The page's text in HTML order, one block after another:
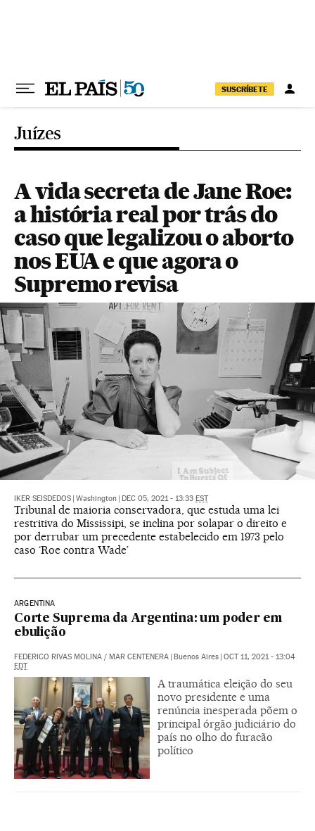
SUSCRÍBETE
Juízes
A vida secreta de Jane Roe:
a história real por trás do
caso que legalizou o aborto
nos EUA e que agora o
Supremo revisa
IKER SEISDEDOS Washington DEC 05, 2021 - 13:33 EST
Tribunal de maioria conservadora, que estuda uma lei
restritiva do Mississipi, se inclina por solapar o direito e
por derrubar um precedente estabelecido em 1973 pelo
caso ‘Roe contra Wade’
ARGENTINA
Corte Suprema da Argentina: um poder em
ebulição
FEDERICO RIVAS MOLINA / MAR CENTENERA Buenos Aires OCT 11, 2021 - 13:04
EDT
A traumática eleição do seu
novo presidente e uma
renúncia inesperada põem o
principal órgão judiciário do
país no olho do furacão
político